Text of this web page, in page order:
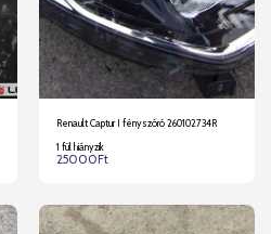
Renault Captur I fényszóró 260102734R
1 fül hiányzik
25000Ft